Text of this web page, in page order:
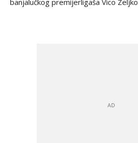
banjalučkog premijerligaša Vico